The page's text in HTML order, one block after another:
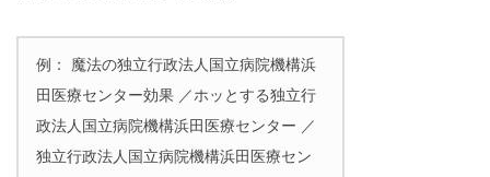
例： 魔法の独立行政法人国立病院機構浜
田医療センター効果 ／ホッとする独立行
政法人国立病院機構浜田医療センター ／
独立行政法人国立病院機構浜田医療セン